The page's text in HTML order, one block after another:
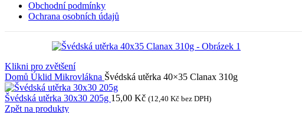
Obchodní podmínky
Ochrana osobních údajů
Klikni pro zvětšení
Domů Úklid Mikrovlákna Švédská utěrka 40×35 Clanax 310g
Švédská utěrka 30x30 205g 15,00 Kč (12,40 Kč bez DPH)
Zpět na produkty